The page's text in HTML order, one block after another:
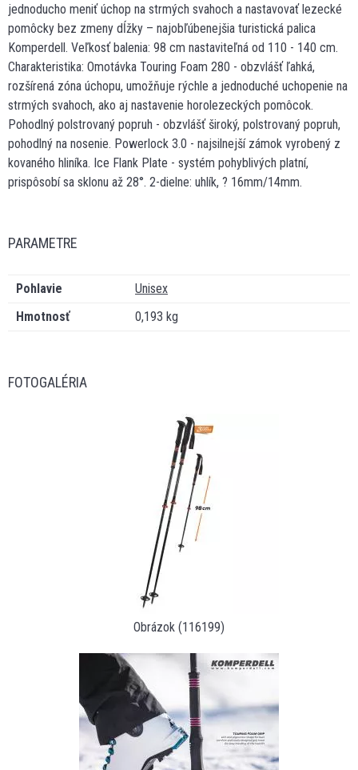
jednoducho meniť úchop na strmých svahoch a nastavovať lezecké
pomôcky bez zmeny dĺžky – najobľúbenejšia turistická palica
Komperdell. Veľkosť balenia: 98 cm nastaviteľná od 110 - 140 cm.
Charakteristika: Omotávka Touring Foam 280 - obzvlášť ľahká,
rozšírená zóna úchopu, umožňuje rýchle a jednoduché uchopenie na
strmých svahoch, ako aj nastavenie horolezeckých pomôcok.
Pohodlný polstrovaný popruh - obzvlášť široký, polstrovaný popruh,
pohodlný na nosenie. Powerlock 3.0 - najsilnejší zámok vyrobený z
kovaného hliníka. Ice Flank Plate - systém pohyblivých platní,
prispôsobí sa sklonu až 28°. 2-dielne: uhlík, ? 16mm/14mm.
PARAMETRE
Pohlavie
Unisex
Hmotnosť
0,193 kg
FOTOGALÉRIA
Obrázok (116199)